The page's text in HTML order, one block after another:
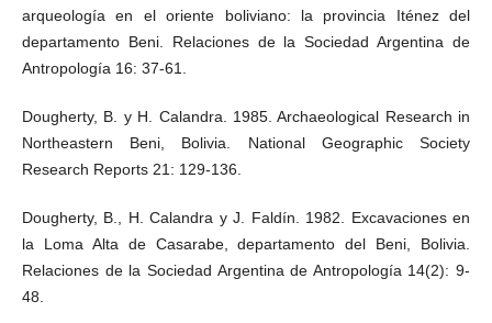
arqueología en el oriente boliviano: la provincia Iténez del
departamento Beni. Relaciones de la Sociedad Argentina de
Antropología 16: 37-61.
Dougherty, B. y H. Calandra. 1985. Archaeological Research in
Northeastern Beni, Bolivia. National Geographic Society
Research Reports 21: 129-136.
Dougherty, B., H. Calandra y J. Faldín. 1982. Excavaciones en
la Loma Alta de Casarabe, departamento del Beni, Bolivia.
Relaciones de la Sociedad Argentina de Antropología 14(2): 9-
48.